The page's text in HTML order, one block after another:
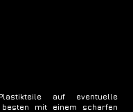
auf eventuelle
mit einem scharfen